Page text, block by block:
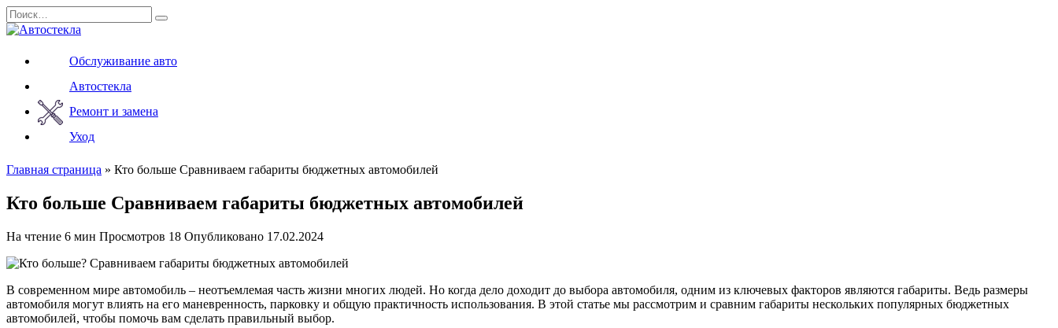
Перейти
к
Search
for:
Обслуживание авто
Автостекла
Ремонт и замена
Уход
Главная страница » Кто больше Сравниваем габариты бюджетных автомобилей
Кто больше Сравниваем габариты бюджетных автомобилей
На чтение 6 мин Просмотров 18 Опубликовано 17.02.2024
В современном мире автомобиль – неотъемлемая часть жизни многих людей. Но когда дело доходит до выбора автомобиля, одним из ключевых факторов являются габариты. Ведь размеры
автомобиля могут влиять на его маневренность, парковку и общую практичность использования. В этой статье мы рассмотрим и сравним габариты нескольких популярных бюджетных
автомобилей, чтобы помочь вам сделать правильный выбор.